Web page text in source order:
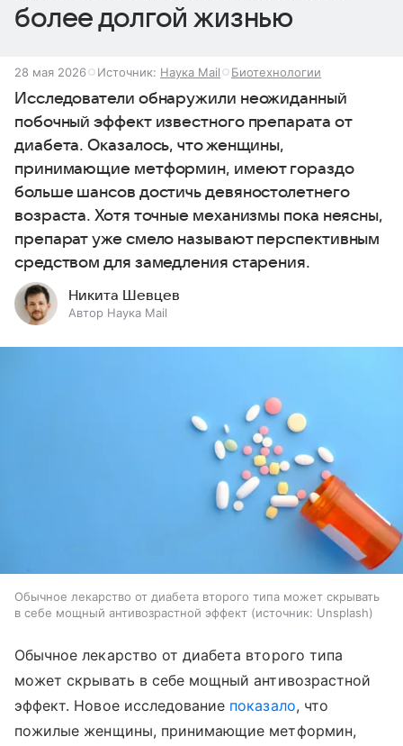
более долгой жизнью
28 мая 2026 Источник: Наука Mail Биотехнологии
Исследователи обнаружили неожиданный
побочный эффект известного препарата от
диабета. Оказалось, что женщины,
принимающие метформин, имеют гораздо
больше шансов достичь девяностолетнего
возраста. Хотя точные механизмы пока неясны,
препарат уже смело называют перспективным
средством для замедления старения.
Никита Шевцев
Автор Наука Mail
Обычное лекарство от диабета второго типа может скрывать
в себе мощный антивозрастной эффект
источник: Unsplash
Обычное лекарство от диабета второго типа
может скрывать в себе мощный антивозрастной
эффект. Новое исследование показало, что
пожилые женщины, принимающие метформин,